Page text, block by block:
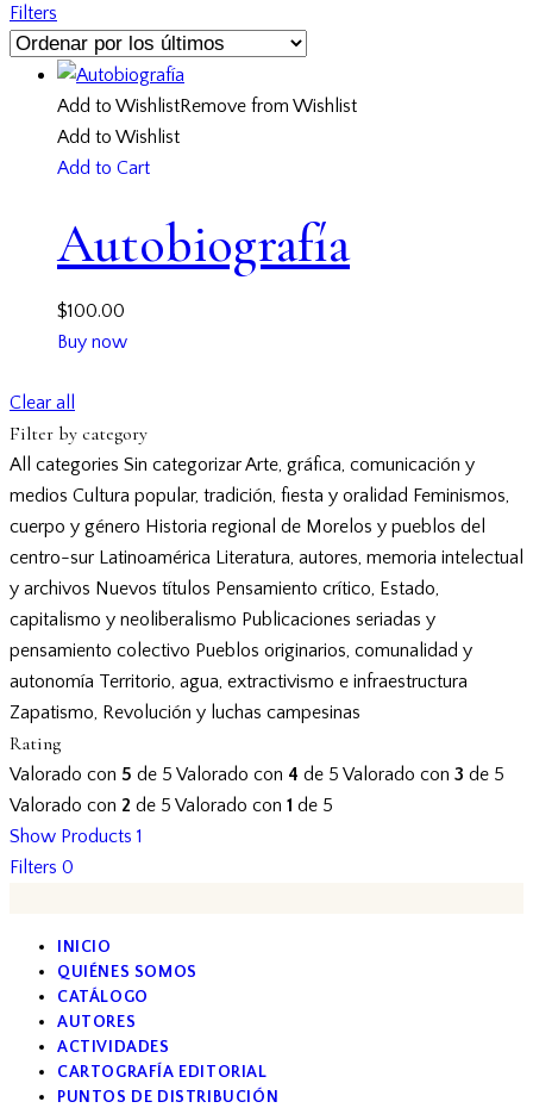
Filters
Add to WishlistRemove from Wishlist
Add to Wishlist
Add to Cart
Autobiografía
$100.00
Buy now
Clear all
Filter by category
All categories Sin categorizarArte, gráfica, comunicación y
medios Cultura popular, tradición, fiesta y oralidad Feminismos,
cuerpo y género Historia regional de Morelos y pueblos del
centro-sur Latinoamérica Literatura, autores, memoria intelectual
y archivos Nuevos títulos Pensamiento crítico, Estado,
capitalismo y neoliberalismo Publicaciones seriadas y
pensamiento colectivo Pueblos originarios, comunalidad y
autonomía Territorio, agua, extractivismo e infraestructura
Zapatismo, Revolución y luchas campesinas
Rating
Valorado con 5 de 5 Valorado con 4 de 5 Valorado con 3 de 5
Valorado con 2 de 5 Valorado con 1 de 5
Show Products 1
Filters 0
INICIO
QUIÉNES SOMOS
CATÁLOGO
AUTORES
ACTIVIDADES
CARTOGRAFÍA EDITORIAL
PUNTOS DE DISTRIBUCIÓN